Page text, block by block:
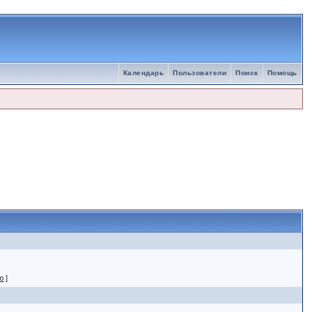
Помощь
Поиск
Пользователи
Календарь
]